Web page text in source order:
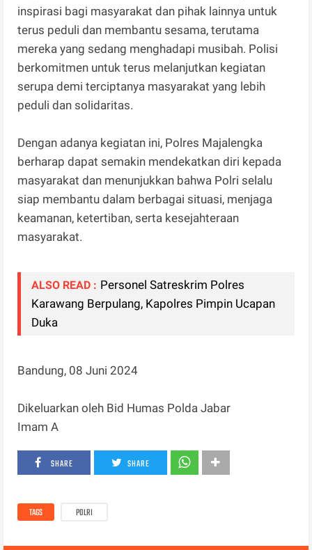
inspirasi bagi masyarakat dan pihak lainnya untuk
terus peduli dan membantu sesama, terutama
mereka yang sedang menghadapi musibah. Polisi
berkomitmen untuk terus melanjutkan kegiatan
serupa demi terciptanya masyarakat yang lebih
peduli dan solidaritas.
Dengan adanya kegiatan ini, Polres Majalengka
berharap dapat semakin mendekatkan diri kepada
masyarakat dan menunjukkan bahwa Polri selalu
siap membantu dalam berbagai situasi, menjaga
keamanan, ketertiban, serta kesejahteraan
masyarakat.
ALSO READ : Personel Satreskrim Polres
Karawang Berpulang, Kapolres Pimpin Ucapan
Duka
Bandung, 08 Juni 2024
Dikeluarkan oleh Bid Humas Polda Jabar
Imam A
SHARE SHARE
TAGS POLRI